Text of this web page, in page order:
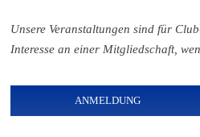
Unsere Veranstaltungen sind für
Interesse an einer Mitgliedschaft,
ANMELDUNG